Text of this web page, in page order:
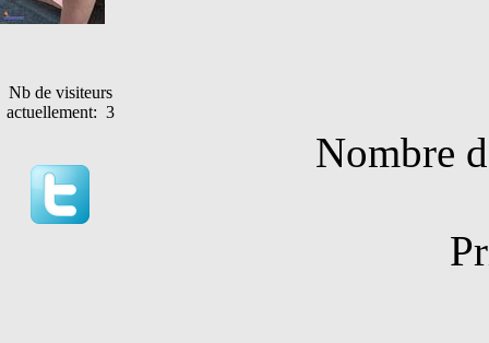
Nb de visiteurs
actuellement: 3
Nombre